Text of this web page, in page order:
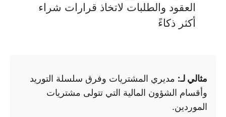
العقود والطلبات لاتخاذ قرارات شراء
أكثر ذكاءً
مثالي لـ: مديري المشتريات وفرق سلسلة التوريد
وأقسام الشؤون المالية التي تتولى مشتريات
الموردين.